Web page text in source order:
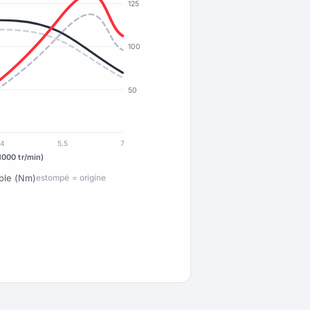
50
100
125
4 5,5 7
tr/min)
(Nm)estompé = origine